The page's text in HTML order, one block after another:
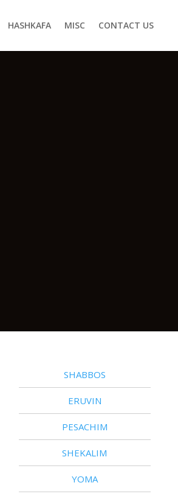
HASHKAFA MISC CONTACT US
SHABBOS
ERUVIN
PESACHIM
SHEKALIM
YOMA